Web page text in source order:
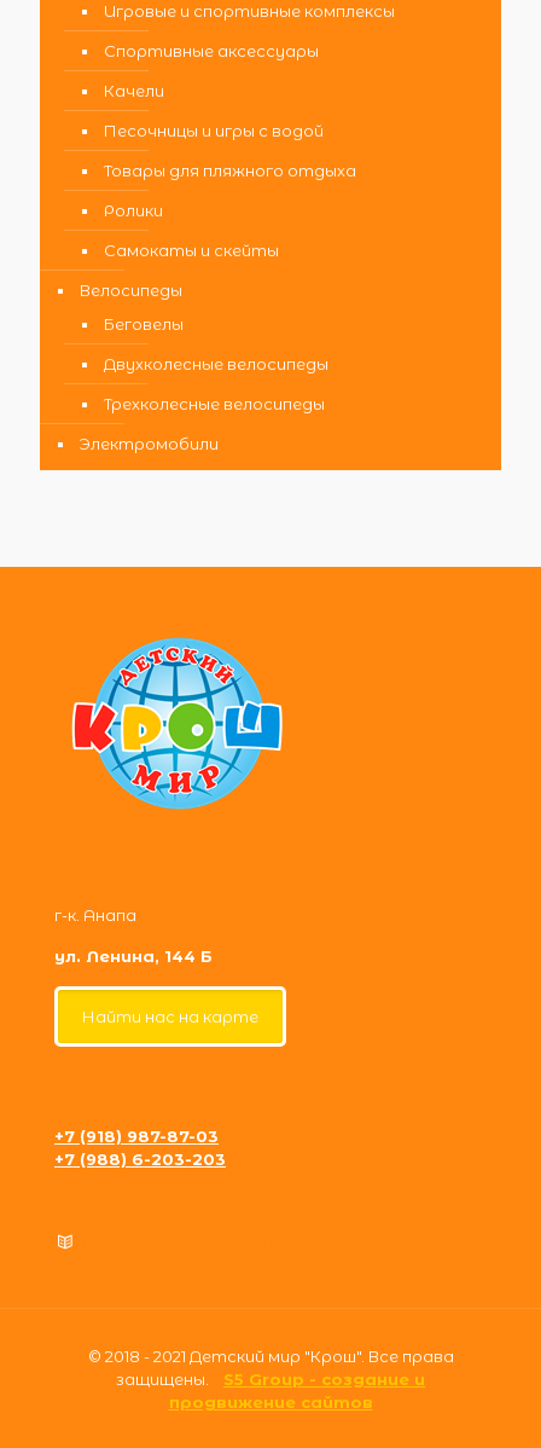
Игровые и спортивные комплексы
Спортивные аксессуары
Качели
Песочницы и игры с водой
Товары для пляжного отдыха
Ролики
Самокаты и скейты
Велосипеды
Беговелы
Двухколесные велосипеды
Трехколесные велосипеды
Электромобили
г-к. Анапа
ул. Ленина, 144 Б
Найти нас на карте
+7 (918) 987-87-03
+7 (988) 6-203-203
© 2018 - 2021 Детский мир "Крош". Все права
защищены. S5 Group - создание и
продвижение сайтов